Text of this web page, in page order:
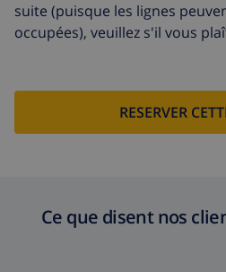
suite (puisque les lignes
occupées), veuillez s'il vous
RESERVER
Ce que disent nos